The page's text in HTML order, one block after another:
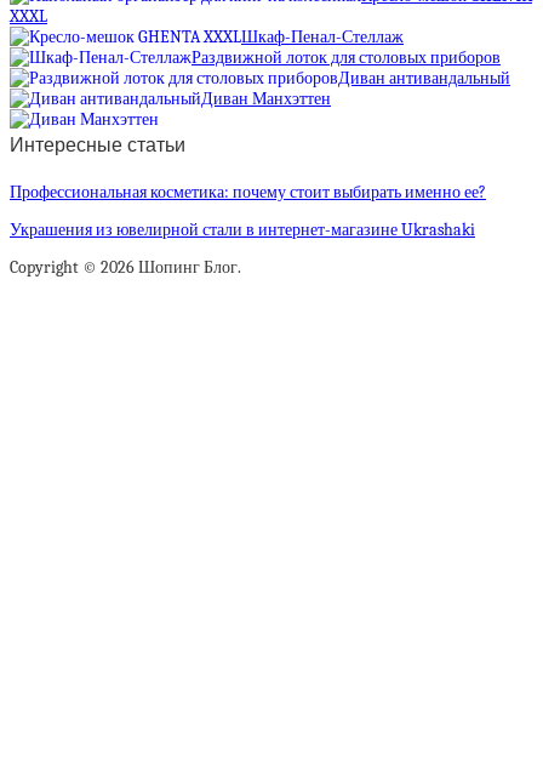
XXXL
Шкаф-Пенал-Стеллаж
Раздвижной лоток для столовых приборов
Диван антивандальный
Диван Манхэттен
Интересные статьи
Профессиональная косметика: почему стоит выбирать именно ее?
Украшения из ювелирной стали в интернет-магазине Ukrashaki
Copyright © 2026 Шопинг Блог.